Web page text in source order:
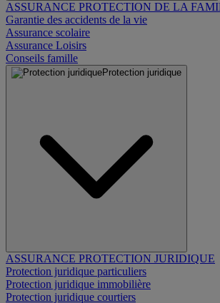
ASSURANCE PROTECTION DE LA
Garantie des accidents de la vie
Assurance scolaire
Assurance Loisirs
Conseils famille
Protection juridique
ASSURANCE PROTECTION JURIDIQUE
Protection juridique particuliers
Protection juridique immobilière
Protection juridique courtiers